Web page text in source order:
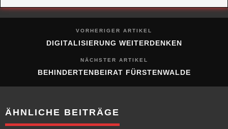
VORHERIGER ARTIKEL
DIGITALISIERUNG WEITERDENKEN
NÄCHSTER ARTIKEL
BEHINDERTENBEIRAT FÜRSTENWALDE
ÄHNLICHE BEITRÄGE